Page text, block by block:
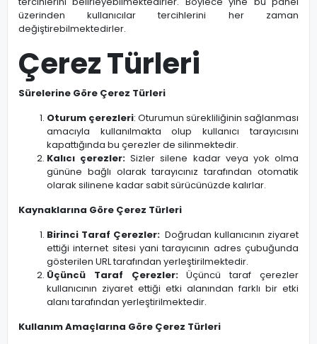
üzerinden kullanıcılar tercihlerini her zaman
değiştirebilmektedirler.
Çerez Türleri
Sürelerine Göre Çerez Türleri
Oturum çerezleri: Oturumun sürekliliğinin sağlanması
amacıyla kullanılmakta olup kullanıcı tarayıcısını
kapattığında bu çerezler de silinmektedir.
Kalıcı çerezler: Sizler silene kadar veya yok olma
gününe bağlı olarak tarayıcınız tarafından otomatik
olarak silinene kadar sabit sürücünüzde kalırlar.
Kaynaklarına Göre Çerez Türleri
Birinci Taraf Çerezler:Doğrudan kullanıcının ziyaret
ettiği internet sitesi yani tarayıcının adres çubuğunda
gösterilen URL tarafından yerleştirilmektedir.
Üçüncü Taraf Çerezler:Üçüncü taraf çerezler
kullanıcının ziyaret ettiği etki alanından farklı bir etki
alanı tarafından yerleştirilmektedir.
Kullanım Amaçlarına Göre Çerez Türleri